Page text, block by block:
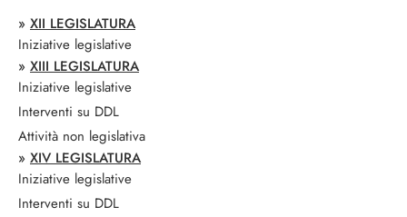
» XII LEGISLATURA
Iniziative legislative
» XIII LEGISLATURA
Iniziative legislative
Interventi su DDL
Attività non legislativa
» XIV LEGISLATURA
Iniziative legislative
Interventi su DDL